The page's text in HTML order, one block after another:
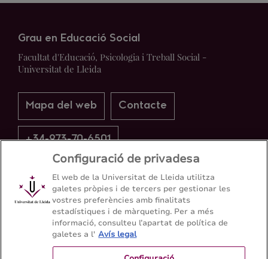
Grau en Educació Social
Facultat d'Educació, Psicologia i Treball Social -
Universitat de Lleida
Mapa del web Contacte
+34-973-70-6501
Configuració de privadesa
El web de la Universitat de Lleida utilitza
galetes pròpies i de tercers per gestionar les
vostres preferències amb finalitats
estadístiques i de màrqueting. Per a més
informació, consulteu l’apartat de política de
galetes a l' Avís legal